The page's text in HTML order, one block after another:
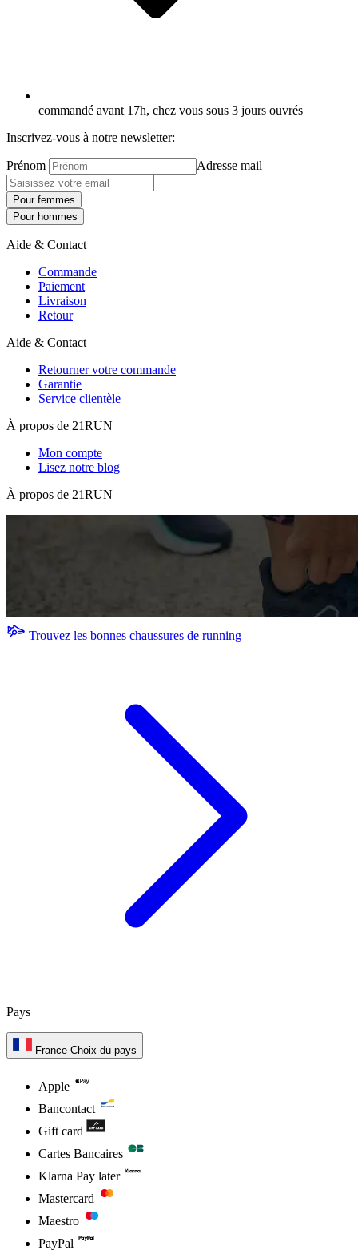
commandé avant 17h, chez vous sous 3 jours ouvrés
Inscrivez-vous à notre newsletter:
Prénom Adresse mail
Pour femmes
Pour hommes
Aide & Contact
Commande
Paiement
Livraison
Retour
Aide & Contact
Retourner votre commande
Garantie
Service clientèle
À propos de 21RUN
Mon compte
Lisez notre blog
À propos de 21RUN
Trouvez les bonnes chaussures de running
Pays
France Choix du pays
Apple
Bancontact
Gift card
Cartes Bancaires
Klarna Pay later
Mastercard
Maestro
PayPal